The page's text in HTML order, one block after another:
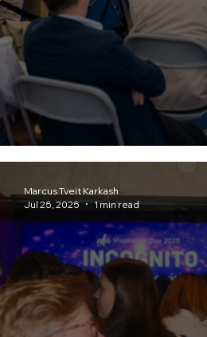
Marcus Tveit Karkash
Jul 25, 2025
1 min read